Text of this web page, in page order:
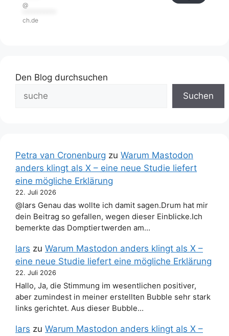
@
ch.de
Den Blog durchsuchen
Suchen
Petra van Cronenburg zu Warum Mastodon
anders klingt als X – eine neue Studie liefert
eine mögliche Erklärung
22. Juli 2026
@lars Genau das wollte ich damit sagen.Drum hat mir
dein Beitrag so gefallen, wegen dieser Einblicke.Ich
bemerkte das Domptiertwerden am…
lars zu Warum Mastodon anders klingt als X –
eine neue Studie liefert eine mögliche Erklärung
22. Juli 2026
Hallo, Ja, die Stimmung im wesentlichen positiver,
aber zumindest in meiner erstellten Bubble sehr stark
links gerichtet. Aus dieser Bubble…
lars zu Warum Mastodon anders klingt als X –